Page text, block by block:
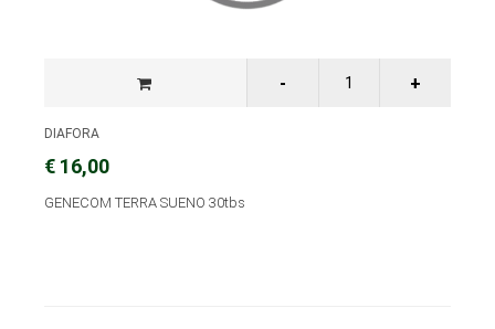
DIAFORA
€ 16,00
GENECOM TERRA SUENO 30tbs